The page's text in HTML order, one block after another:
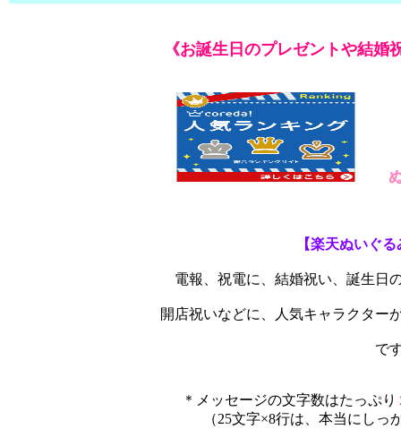
《お誕生日のプレゼントや結
【楽天ぬいぐ
電報、祝電に、結婚祝い、誕生日
開店祝いなどに、人気キャラクター
で
＊メッセージの文字数はたっぷり
（25文字×8行は、本当にしっか